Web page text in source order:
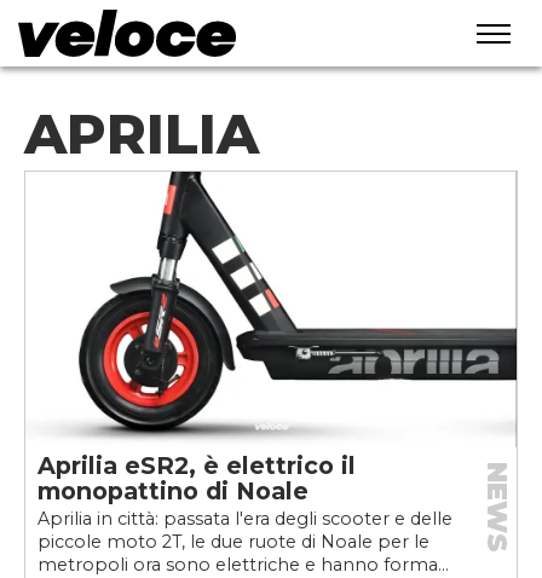
APRILIA
Aprilia eSR2, è elettrico il
monopattino di Noale
Aprilia in città: passata l'era degli scooter e delle
piccole moto 2T, le due ruote di Noale per le
metropoli ora sono elettriche e hanno forma...
NEWS